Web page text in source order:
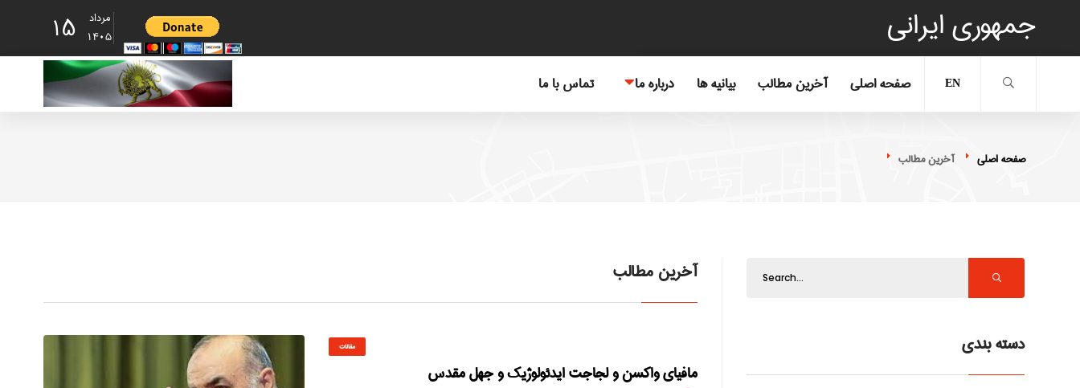
15
مرداد
1405
جمهوری ایرانی
EN تماس با ما درباره ما بیانیه ها آخرین مطالب صفحه اصلی
صفحه اصلی آخرین مطالب
آخرین مطالب
مقالات
مافیای واکسن و لجاجت ایدئولوژیک و جهل مقدس
دسته بندی